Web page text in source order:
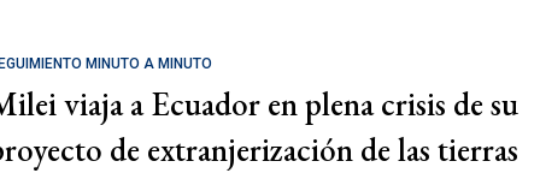
MINUTO A MINUTO
viaja a Ecuador en plena crisis de su
de extranjerización de las tierras